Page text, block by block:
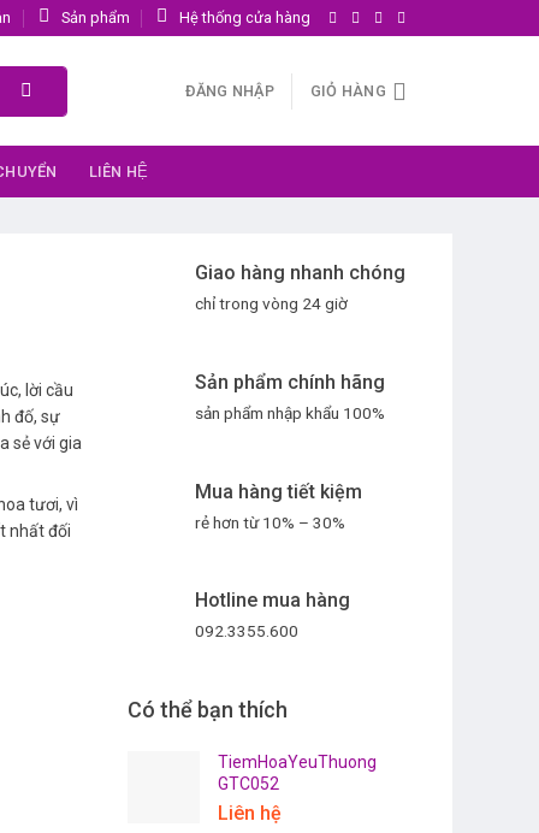
Sản phẩm Hệ thống cửa hàng
ĐĂNG NHẬP GIỎ HÀNG
LIÊN HỆ
Giao hàng nhanh chóng
chỉ trong vòng 24 giờ
Sản phẩm chính hãng
sản phẩm nhập khẩu 100%
Mua hàng tiết kiệm
rẻ hơn từ 10% – 30%
Hotline mua hàng
092.3355.600
Có thể bạn thích
TiemHoaYeuThuong
GTC052
Liên hệ
lời cầu
đố, sự
sẻ với gia
tươi, vì
nhất đối